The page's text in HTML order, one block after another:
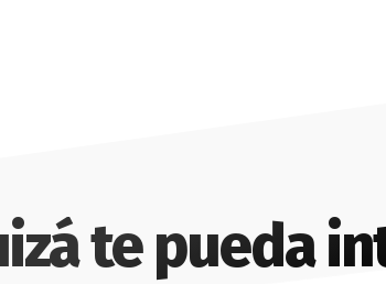
te pueda